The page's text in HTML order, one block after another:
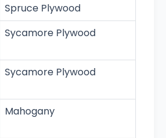
Spruce Plywood
Sycamore Plywood
Sycamore Plywood
Mahogany